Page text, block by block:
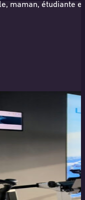
maman, étudiante